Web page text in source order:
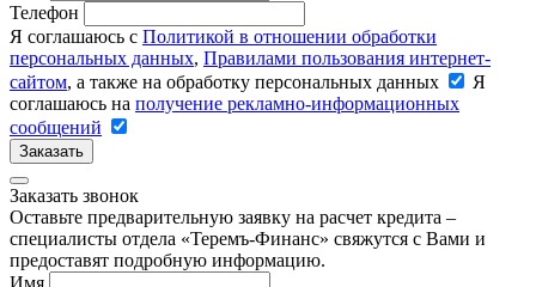
Телефон
Я соглашаюсь с Политикой в отношении обработки
персональных данных, Правилами пользования интернет-
сайтом, а также на обработку персональных данных
Я
соглашаюсь на получение рекламно-информационных
сообщений
Заказать
Заказать звонок
Оставьте предварительную заявку на расчет кредита –
специалисты отдела «Теремъ-Финанс» свяжутся с Вами и
предоставят подробную информацию.
Имя